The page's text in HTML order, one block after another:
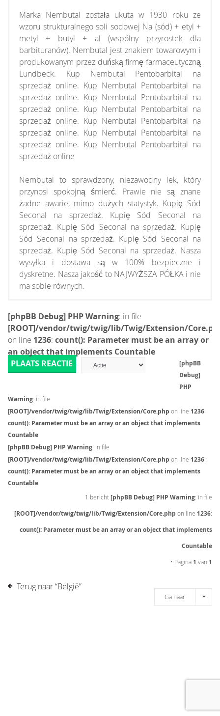
Marka Nembutal została ukuta w 1930 roku ze
wzoru strukturalnego soli sodowej Na (sód) + etyl +
metyl + butyl + al (wspólny przyrostek dla
barbituranów). Nembutal jest znakiem towarowym i
produkowanym przez duńską firmę farmaceutyczną
Lundbeck. Kup Nembutal Pentobarbital na
sprzedaż online. Kup Nembutal Pentobarbital na
sprzedaż online. Kup Nembutal Pentobarbital na
sprzedaż online. Kup Nembutal Pentobarbital na
sprzedaż online. Kup Nembutal Pentobarbital na
sprzedaż online. Kup Nembutal Pentobarbital na
sprzedaż online. Kup Nembutal Pentobarbital na
sprzedaż online
Nembutal to sprawdzony, niezawodny lek, który
przynosi spokojną śmierć. Prawie nie są znane
żadne awarie, mimo dużych statystyk. Kupię Sód
Seconal na sprzedaż. Kupię Sód Seconal na
sprzedaż. Kupię Sód Seconal na sprzedaż. Kupię
Sód Seconal na sprzedaż. Kupię Sód Seconal na
sprzedaż. Kupię Sód Seconal na sprzedaż. Nasza
wysyłka i dostawa są w 100% bezpieczne i
dyskretne. Nasza jakość to NAJWYŻSZA PÓŁKA i nie
ma sobie równych.
[phpBB Debug] PHP Warning: in file
[ROOT]/vendor/twig/twig/lib/Twig/Extension/
on line 1236: count(): Parameter must be an array or
an object that implements Countable
PLAATS REACTIE
[phpBB
Debug]
PHP
Warning: in file
[ROOT]/vendor/twig/twig/lib/Twig/Extension/Core.php on line 1236:
count(): Parameter must be an array or an object that implements
Countable
[phpBB Debug] PHP Warning: in file
[ROOT]/vendor/twig/twig/lib/Twig/Extension/Core.php on line 1236:
count(): Parameter must be an array or an object that implements
Countable
1 bericht[phpBB Debug] PHP Warning: in file
[ROOT]/vendor/twig/twig/lib/Twig/Extension/Core.php on line 1236:
count(): Parameter must be an array or an object that implements
Countable
• Pagina 1 van 1
Terug naar “België”
Ga naar